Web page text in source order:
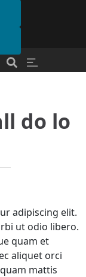
Últimas Notícias
do lo
adipiscing elit.
ut odio libero.
quam et
aliquet orci
mattis